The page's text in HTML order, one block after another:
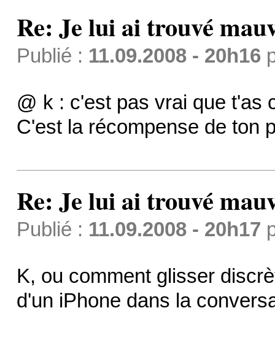
Re: Je lui ai trouvé
Publié : 11.09.2008 - 20h16
@ k : c'est pas vrai que t'as
C'est la récompense de ton
Re: Je lui ai trouvé
Publié : 11.09.2008 - 20h17
K, ou comment glisser
d'un iPhone dans la